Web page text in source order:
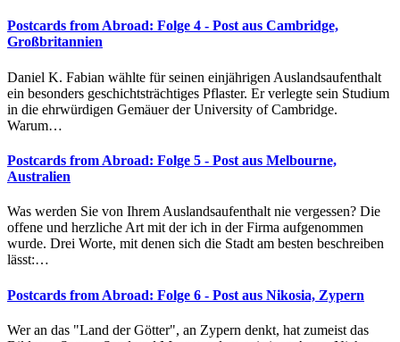
Postcards from Abroad: Folge 4 - Post aus Cambridge,
Großbritannien
Daniel K. Fabian wählte für seinen einjährigen Auslandsaufenthalt
ein besonders geschichtsträchtiges Pflaster. Er verlegte sein Studium
in die ehrwürdigen Gemäuer der University of Cambridge.
Warum…
Postcards from Abroad: Folge 5 - Post aus Melbourne,
Australien
Was werden Sie von Ihrem Auslandsaufenthalt nie vergessen? Die
offene und herzliche Art mit der ich in der Firma aufgenommen
wurde. Drei Worte, mit denen sich die Stadt am besten beschreiben
lässt:…
Postcards from Abroad: Folge 6 - Post aus Nikosia, Zypern
Wer an das "Land der Götter", an Zypern denkt, hat zumeist das